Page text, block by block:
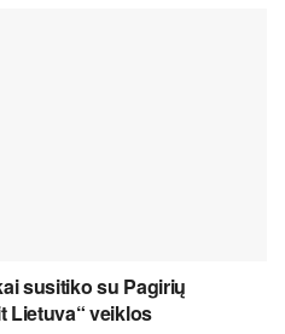
susitiko su Pagirių
Lietuva“ veiklos